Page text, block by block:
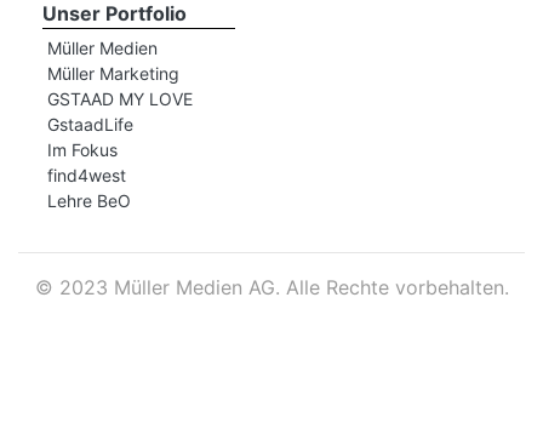
Unser Portfolio
Müller Medien
Müller Marketing
GSTAAD MY LOVE
GstaadLife
Im Fokus
find4west
Lehre BeO
© 2023 Müller Medien AG. Alle Rechte vorbehalten.